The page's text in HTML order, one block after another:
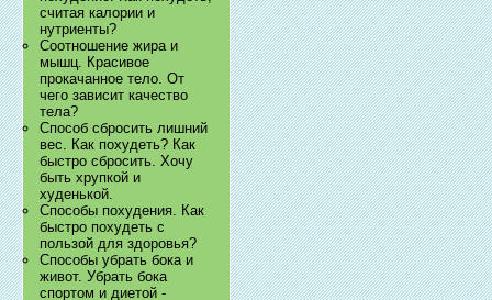
считая калории и
нутриенты?
Соотношение жира и
мышц. Красивое
прокачанное тело. От
чего зависит качество
тела?
Способ сбросить лишний
вес. Как похудеть? Как
быстро сбросить. Хочу
быть хрупкой и
худенькой.
Способы похудения. Как
быстро похудеть с
пользой для здоровья?
Способы убрать бока и
живот. Убрать бока
спортом и диетой -